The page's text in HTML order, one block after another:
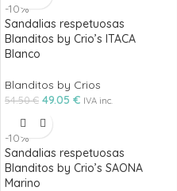
-10%
Sandalias respetuosas
Blanditos by Crio’s ITACA
Blanco
Blanditos by Crios
54.50€ 49.05 € IVA inc.
-10%
Sandalias respetuosas
Blanditos by Crio’s SAONA
Marino